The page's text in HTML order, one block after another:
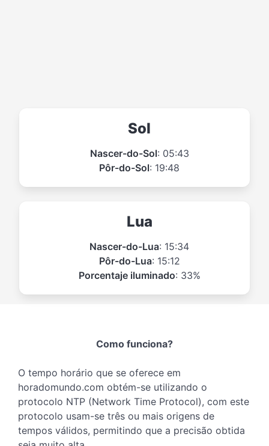
Sol
Nascer-do-Sol: 05:43
Pôr-do-Sol: 19:48
Lua
Nascer-do-Lua: 15:34
Pôr-do-Lua: 15:12
Porcentaje iluminado: 33%
Como funciona?
O tempo horário que se oferece em
horadomundo.com obtém-se utilizando o
protocolo NTP (Network Time Protocol), com este
protocolo usam-se três ou mais origens de
tempos válidos, permitindo que a precisão obtida